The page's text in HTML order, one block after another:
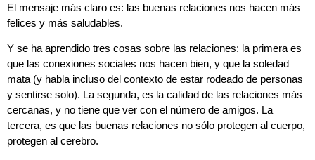
El mensaje más claro es: las buenas relaciones nos hacen más
felices y más saludables.
Y se ha aprendido tres cosas sobre las relaciones: la primera es
que las conexiones sociales nos hacen bien, y que la soledad
mata (y habla incluso del contexto de estar rodeado de personas
y sentirse solo). La segunda, es la calidad de las relaciones más
cercanas, y no tiene que ver con el número de amigos. La
tercera, es que las buenas relaciones no sólo protegen al cuerpo,
protegen al cerebro.